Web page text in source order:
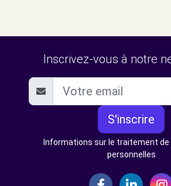
Inscrivez-vous à notre
S'inscrire
Informations sur le traitement de
personnelles